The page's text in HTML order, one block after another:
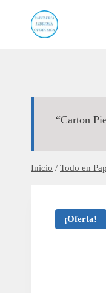
contenido
“Carton
Inicio / Todo en
¡Oferta!